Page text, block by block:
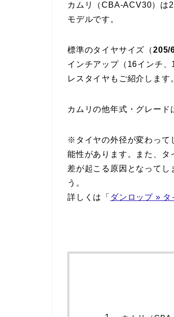
カムリ（CBA-ACV30）は
モデルです。
標準のタイヤサイズ（205/
インチアップ（16インチ
レスタイヤもご紹介します。
カムリの他年式・グレード
※タイヤの外径が変わって
能性があります。また、タ
差が起こる原因となってし
う。
詳しくは「 ダンロップ »